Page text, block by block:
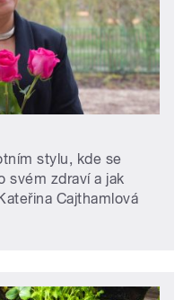
stylu, kde se
svém zdraví a jak
Cajthamlová